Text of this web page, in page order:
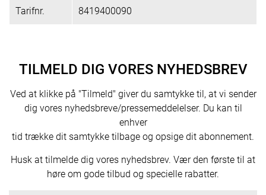
Tarifnr. 8419400090
TILMELD DIG VORES NYHEDSBREV
Ved at klikke på "Tilmeld" giver du samtykke til, at vi sender
dig vores nyhedsbreve/pressemeddelelser. Du kan til
enhver
tid trække dit samtykke tilbage og opsige dit abonnement.
Husk at tilmelde dig vores nyhedsbrev. Vær den første til at
høre om gode tilbud og specielle rabatter.